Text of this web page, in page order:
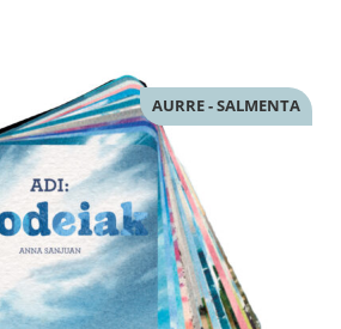
AURRE - SALMENTA